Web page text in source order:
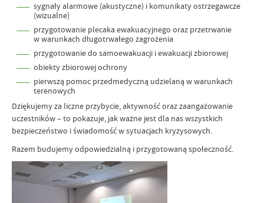
sygnały alarmowe (akustyczne) i komunikaty ostrzegawcze
(wizualne)
przygotowanie plecaka ewakuacyjnego oraz przetrwanie
w warunkach długotrwałego zagrożenia
przygotowanie do samoewakuacji i ewakuacji zbiorowej
obiekty zbiorowej ochrony
pierwszą pomoc przedmedyczną udzielaną w warunkach
terenowych
Dziękujemy za liczne przybycie, aktywność oraz zaangażowanie
uczestników – to pokazuje, jak ważne jest dla nas wszystkich
bezpieczeństwo i świadomość w sytuacjach kryzysowych.
Razem budujemy odpowiedzialną i przygotowaną społeczność.